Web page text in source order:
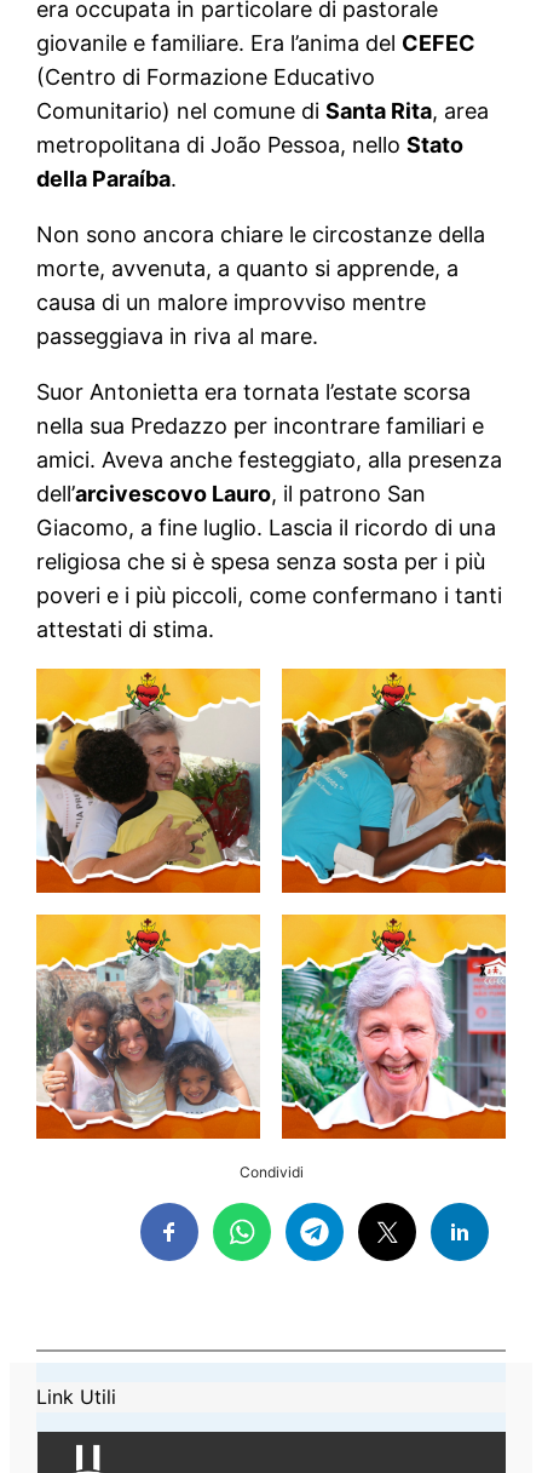
era occupata in particolare di pastorale
giovanile e familiare. Era l’anima del CEFEC
(Centro di Formazione Educativo
Comunitario) nel comune diSanta Rita, area
metropolitana di João Pessoa, nelloStato
della Paraíba.
Non sono ancora chiare le circostanze della
morte, avvenuta, a quanto si apprende, a
causa di un malore improvviso mentre
passeggiava in riva al mare.
Suor Antonietta era tornata l’estate scorsa
nella sua Predazzo per incontrare familiari e
amici. Aveva anche festeggiato, alla presenza
dell’arcivescovo Lauro, il patrono San
Giacomo, a fine luglio. Lascia il ricordo di una
religiosa che si è spesa senza sosta per i più
poveri e i più piccoli, come confermano i tanti
attestati di stima.
Condividi
Link Utili